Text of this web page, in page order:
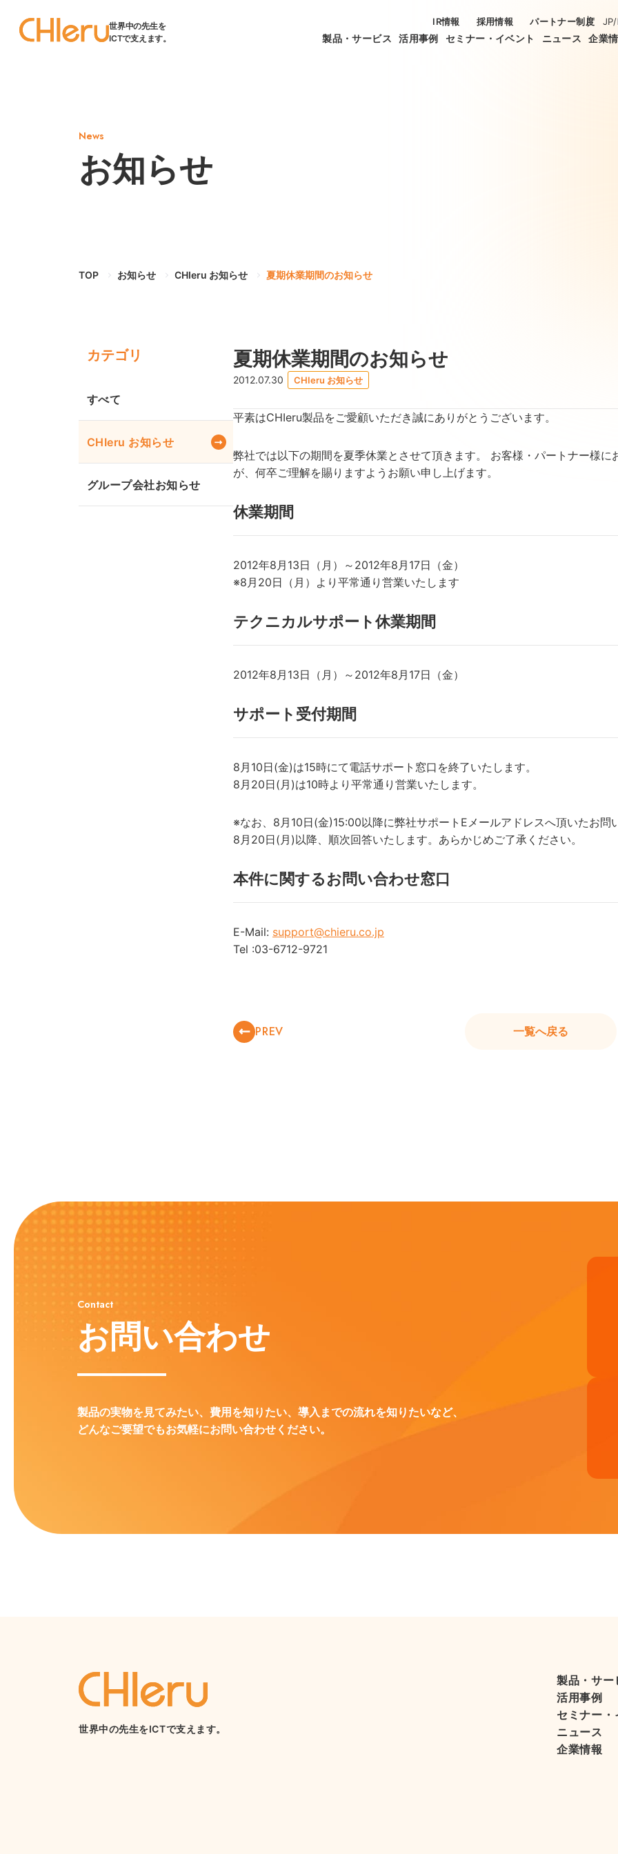
世界中の先生を
ICTで支えます。
製品・サービス 活用事例 セミナー・イベント ニュース 企業
IR情報 採用情報 パートナー制度 JP/
News
お知らせ
TOP お知らせ CHIeru お知らせ 夏期休業期間のお知らせ
カテゴリ
すべて
CHIeru お知らせ
グループ会社お知らせ
夏期休業期間のお知らせ
2012.07.30 CHIeru お知らせ
平素はCHIeru製品をご愛顧いただき誠にありがとうございます。
弊社では以下の期間を夏季休業とさせて頂きます。 お客様・パートナー様
が、何卒ご理解を賜りますようお願い申し上げます。
休業期間
2012年8月13日（月）～2012年8月17日（金）
※8月20日（月）より平常通り営業いたします
テクニカルサポート休業期間
2012年8月13日（月）～2012年8月17日（金）
サポート受付期間
8月10日(金)は15時にて電話サポート窓口を終了いたします。
8月20日(月)は10時より平常通り営業いたします。
※なお、8月10日(金)15:00以降に弊社サポートEメールアドレスへ頂いたお問
8月20日(月)以降、順次回答いたします。あらかじめご了承ください。
本件に関するお問い合わせ窓口
E-Mail: support@chieru.co.jp
Tel :03-6712-9721
PREV 一覧へ戻る
Contact
お問い合わせ
製品の実物を見てみたい、費用を知りたい、導入までの流れを知りたいなど、
どんなご要望でもお気軽にお問い合わせください。
世界中の先生をICTで支えます。
製品・サー
活用事例
セミナー・
ニュース
企業情報